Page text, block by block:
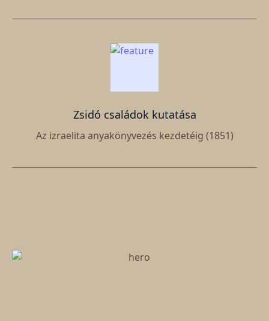
Zsidó családok kutatása
Az izraelita anyakönyvezés kezdetéig (1851)